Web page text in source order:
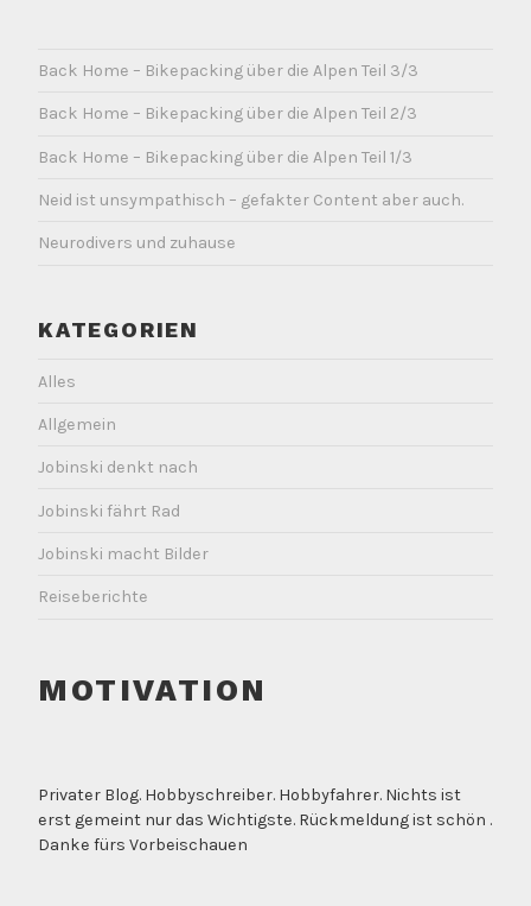
Back Home – Bikepacking über die Alpen Teil 3/3
Back Home – Bikepacking über die Alpen Teil 2/3
Back Home – Bikepacking über die Alpen Teil 1/3
Neid ist unsympathisch – gefakter Content aber auch.
Neurodivers und zuhause
KATEGORIEN
Alles
Allgemein
Jobinski denkt nach
Jobinski fährt Rad
Jobinski macht Bilder
Reiseberichte
MOTIVATION
Privater Blog. Hobbyschreiber. Hobbyfahrer. Nichts ist
erst gemeint nur das Wichtigste. Rückmeldung ist schön .
Danke fürs Vorbeischauen